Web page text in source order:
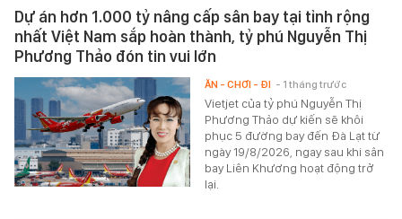
Dự án hơn 1.000 tỷ nâng cấp sân bay tại tỉnh rộng
nhất Việt Nam sắp hoàn thành, tỷ phú Nguyễn Thị
Phương Thảo đón tin vui lớn
Vietjet của tỷ phú Nguyễn Thị
Phương Thảo dự kiến sẽ khôi
phục 5 đường bay đến Đà Lạt từ
ngày 19/8/2026, ngay sau khi sân
bay Liên Khương hoạt động trở
lại.
ĂN - CHƠI - ĐI - 1 tháng trước